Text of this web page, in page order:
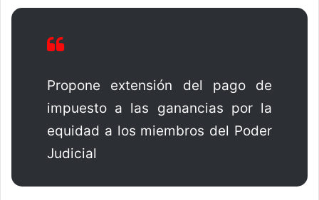
Propone extensión del pago de
impuesto a las ganancias por la
equidad a los miembros del Poder
Judicial